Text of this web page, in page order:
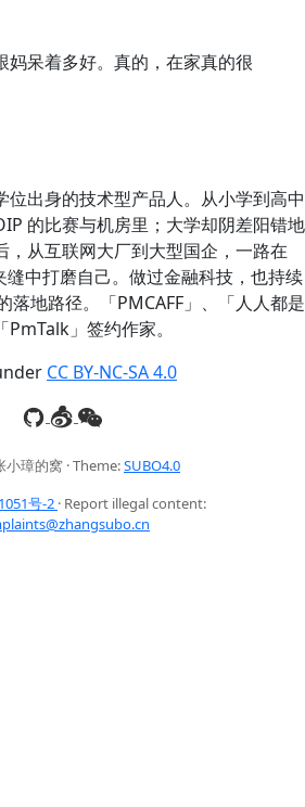
妈呆着多好。真的，在家真的很
位出身的技术型产品人。从小学到高中
的比赛与机房里；大学却阴差阳错地
，从互联网大厂到大型国企，一路在
缝中打磨自己。做过金融科技，也持续
落地路径。「PMCAFF」、「人人都是
」签约作家。
CC BY-NC-SA 4.0
璋的窝 · Theme:SUBO4.0
号-2 · Report illegal content: